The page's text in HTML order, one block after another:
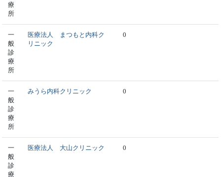
療
所
一
般
診
療
所
医療法人 まつもと内科ク
リニック
0
一
般
診
療
所
みうら内科クリニック 0
一
般
診
療
医療法人 大山クリニック 0